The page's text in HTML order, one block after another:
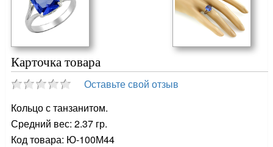
Карточка товара
Оставьте свой отзыв
Кольцо с танзанитом.
Средний вес: 2.37 гр.
Код товара: Ю-100М44